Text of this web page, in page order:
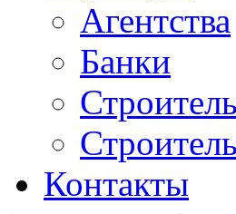
Агентства
Банки
Контакты